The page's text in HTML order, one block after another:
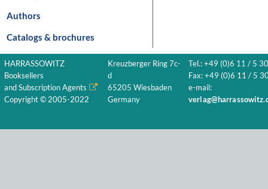
Authors
Catalogs & brochures
HARRASSOWITZ
Booksellers
and Subscription Agents
Copyright © 2005-2022
Kreuzberger Ring 7c-
d
65205 Wiesbaden
Germany
Tel.: +49 (0)6 11 / 5
Fax: +49 (0)6 11 / 5
e-mail: